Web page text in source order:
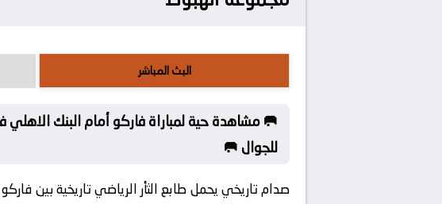
البث المباشر
🥅 مشاهدة حية لمباراة فاركو أمام البنك الاهلي
للجوال 🥅
صدام تاريخي يحمل طابع الثأر الرياضي تاريخية بين